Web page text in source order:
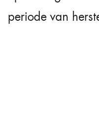
periode van